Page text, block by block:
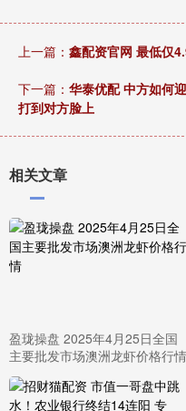
上一篇： 鑫配资官网 最低仅
下一篇： 华泰优配 中方如何
打到对方脸上
相关文章
盈珑操盘 2025年4月25日全国
主要批发市场澳洲龙虾价格行情